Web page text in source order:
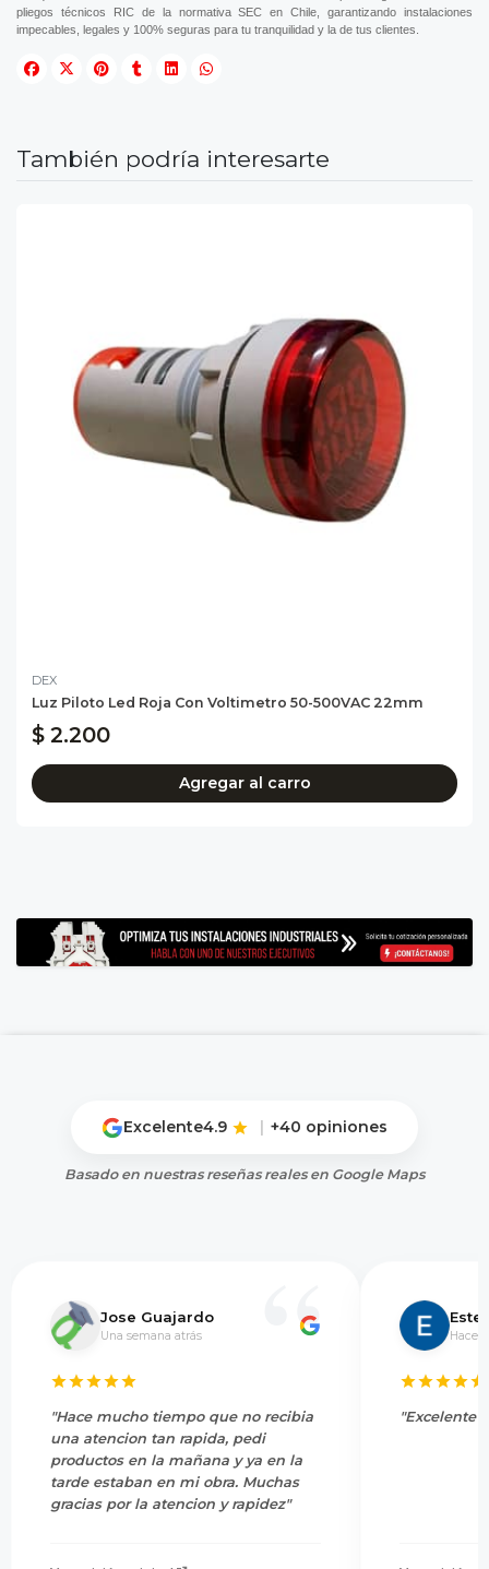
pliegos técnicos RIC de la normativa SEC en Chile, garantizando instalaciones
impecables, legales y 100% seguras para tu tranquilidad y la de tus clientes.
También podría interesarte
DEX
Luz Piloto Led Roja Con Voltimetro 50-500VAC 22mm
$ 2.200
Agregar al carro
Excelente4.9 +40 opiniones
Basado en nuestras reseñas reales en Google Maps
Jose Guajardo
Una semana atrás
"Hace mucho tiempo que no recibia
una atencion tan rapida, pedi
productos en la mañana y ya en la
tarde estaban en mi obra. Muchas
gracias por la atencion y rapidez"
Hace
"Excelente